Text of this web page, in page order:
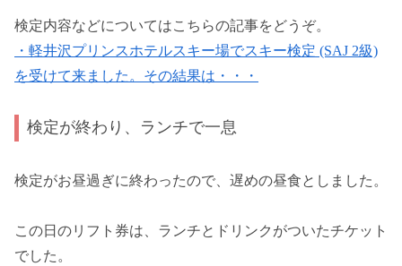
検定内容などについてはこちらの記事をどうぞ。
・軽井沢プリンスホテルスキー場でスキー検定 (SAJ 2級)
を受けて来ました。その結果は・・・
検定が終わり、ランチで一息
検定がお昼過ぎに終わったので、遅めの昼食としました。
この日のリフト券は、ランチとドリンクがついたチケット
でした。